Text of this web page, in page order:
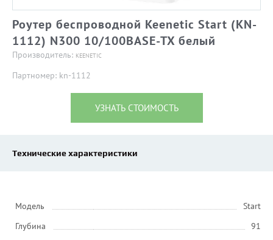
Роутер беспроводной Keenetic Start (KN-
1112) N300 10/100BASE-TX белый
Производитель: KEENETIC
Партномер: kn-1112
УЗНАТЬ СТОИМОСТЬ
Технические характеристики
Модель
Start
Глубина
91